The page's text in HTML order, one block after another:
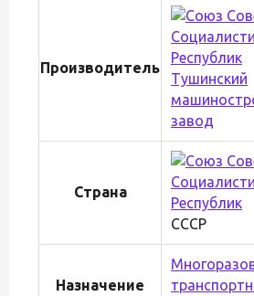
Производитель
Тушинский
завод
Страна
СССР
Назначение